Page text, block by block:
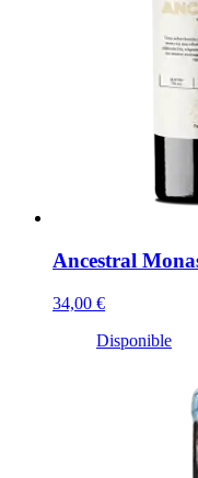
Ancestral
34,00 €
Disponible